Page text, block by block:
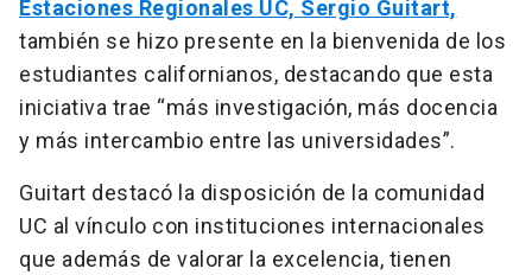
Estaciones Regionales UC, Sergio Guitart,
también se hizo presente en la bienvenida de los
estudiantes californianos, destacando que esta
iniciativa trae “más investigación, más docencia
y más intercambio entre las universidades”.
Guitart destacó la disposición de la comunidad
UC al vínculo con instituciones internacionales
que además de valorar la excelencia, tienen